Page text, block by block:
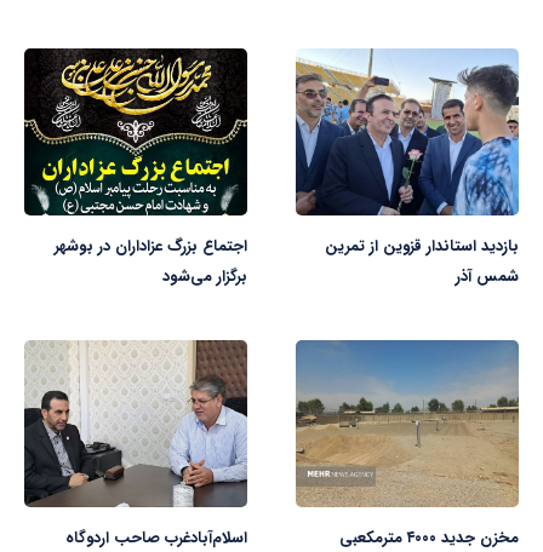
بازدید استاندار قزوین از تمرین
شمس آذر
اجتماع بزرگ عزاداران در بوشهر
برگزار می‌شود
مخزن جدید ۴۰۰۰ مترمکعبی
اسلام‌آبادغرب صاحب اردوگاه